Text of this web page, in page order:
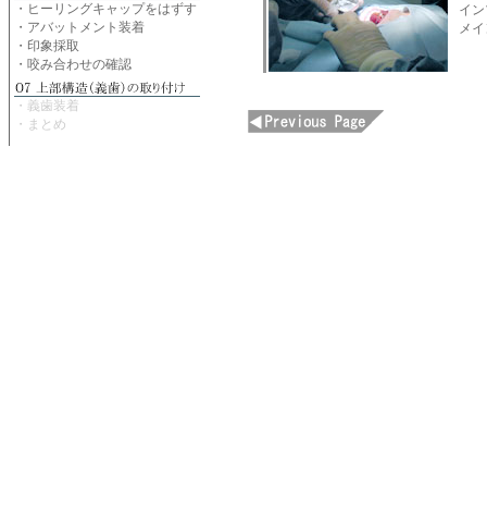
・ヒーリングキャップをはずす
・アバットメント装着
・印象採取
・咬み合わせの確認
・義歯装着
・まとめ
イ
メ